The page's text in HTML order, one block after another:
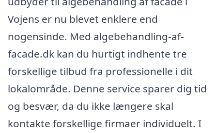
Vojens er nu blevet enklere end
nogensinde. Med algebehandling-af-
facade.dk kan du hurtigt indhente tre
forskellige tilbud fra professionelle i dit
lokalområde. Denne service sparer dig tid
og besvær, da du ikke længere skal
kontakte forskellige firmaer individuelt. I